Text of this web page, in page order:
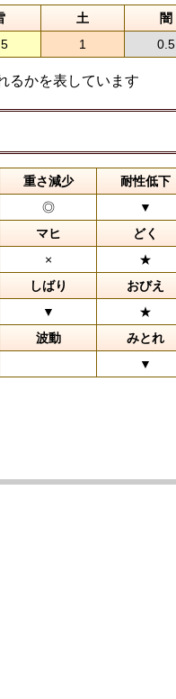
土 闇
1 0.5
るかを表しています
重さ減少 耐性低下
◎ ▼
マヒ どく
× ★
しばり おびえ
▼
★
波動
みとれ
▼